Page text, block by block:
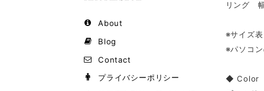
About
Blog
Contact
プライバシーポリシー
リング
※サイズ
※パソコ
◆ Color